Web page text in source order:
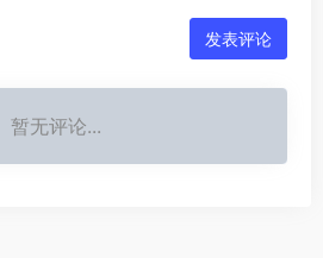
发表评论
暂无评论...